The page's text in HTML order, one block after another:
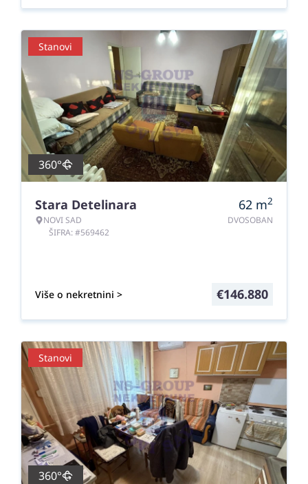
Stanovi
360°
Stara Detelinara
NOVI SAD
ŠIFRA: #569462
62 m2
DVOSOBAN
Više o nekretnini > €146.880
Stanovi
360°